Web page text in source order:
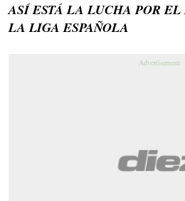
ASÍ ESTÁ LA LUCHA POR
LA LIGA ESPAÑOLA